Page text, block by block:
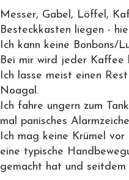
Messer, Gabel, Löffel,
Besteckkasten liegen -
Ich kann keine Bonbons/
Bei mir wird jeder Kaffee
Ich lasse meist einen
Noagal.
Ich fahre ungern zum
mal panisches
Ich mag keine Krümel
eine typische
gemacht hat und seitdem